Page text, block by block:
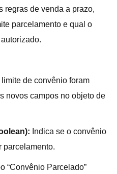
regras de venda a prazo,
parcelamento e qual o
de convênio foram
novos campos no objeto de
Indica se o convênio
parcelamento.
“Convênio Parcelado”